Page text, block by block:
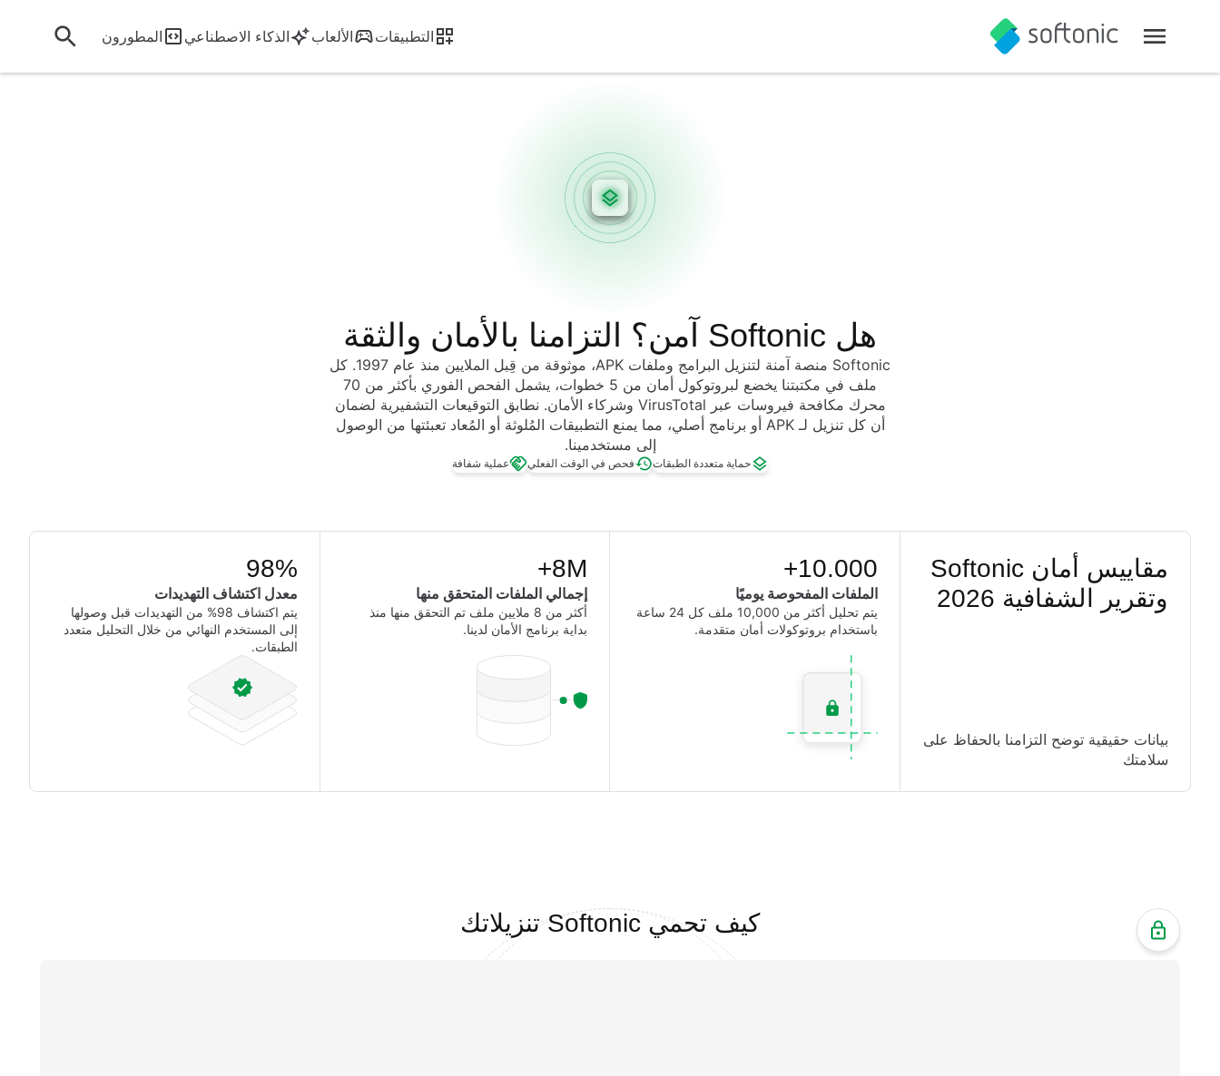
التطبيقات الألعاب الذكاء الاصطناعي المطورون
هل Softonic آمن؟ التزامنا بالأمان والثقة
Softonic منصة آمنة لتنزيل البرامج وملفات APK، موثوقة من قِبل الملايين منذ عام 1997. كل
ملف في مكتبتنا يخضع لبروتوكول أمان من 5 خطوات، يشمل الفحص الفوري بأكثر من 70
محرك مكافحة فيروسات عبر VirusTotal وشركاء الأمان. نطابق التوقيعات التشفيرية لضمان
أن كل تنزيل لـ APK أو برنامج أصلي، مما يمنع التطبيقات المُلوثة أو المُعاد تعبئتها من الوصول
إلى مستخدمينا.
حماية متعددة الطبقات فحص في الوقت الفعلي عملية شفافة
مقاييس أمان Softonic
وتقرير الشفافية 2026
بيانات حقيقية توضح التزامنا بالحفاظ على
سلامتك
10.000+
الملفات المفحوصة يوميًا
يتم تحليل أكثر من 10,000 ملف كل 24 ساعة
باستخدام بروتوكولات أمان متقدمة.
8M+
إجمالي الملفات المتحقق منها
أكثر من 8 ملايين ملف تم التحقق منها منذ
بداية برنامج الأمان لدينا.
98%
معدل اكتشاف التهديدات
يتم اكتشاف 98% من التهديدات قبل وصولها
إلى المستخدم النهائي من خلال التحليل متعدد
الطبقات.
كيف تحمي Softonic تنزيلاتك